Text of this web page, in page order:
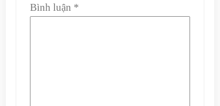
Bình luận *